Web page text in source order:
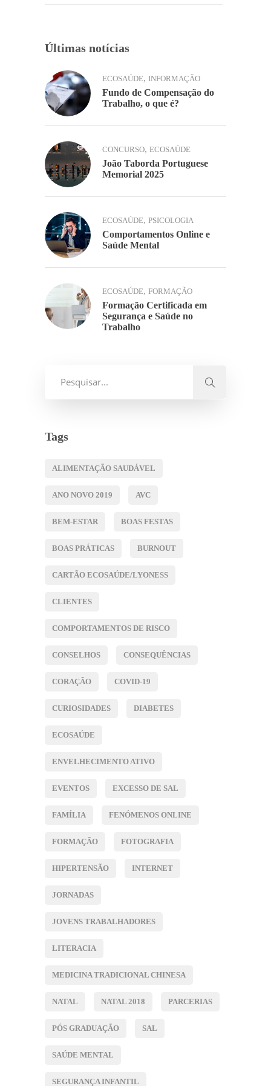
Últimas notícias
ECOSAÚDE, INFORMAÇÃO
Fundo de Compensação do
Trabalho, o que é?
CONCURSO, ECOSAÚDE
João Taborda Portuguese
Memorial 2025
ECOSAÚDE, PSICOLOGIA
Comportamentos Online e
Saúde Mental
ECOSAÚDE, FORMAÇÃO
Formação Certificada em
Segurança e Saúde no
Trabalho
Tags
ALIMENTAÇÃO SAUDÁVEL
ANO NOVO 2019 AVC
BEM-ESTAR BOAS FESTAS
BOAS PRÁTICAS BURNOUT
CARTÃO ECOSAÚDE/LYONESS
CLIENTES
COMPORTAMENTOS DE RISCO
CONSELHOS CONSEQUÊNCIAS
CORAÇÃO COVID-19
CURIOSIDADES DIABETES
ECOSAÚDE
ENVELHECIMENTO ATIVO
EVENTOS EXCESSO DE SAL
FAMÍLIA FENÓMENOS ONLINE
FORMAÇÃO FOTOGRAFIA
HIPERTENSÃO INTERNET
JORNADAS
JOVENS TRABALHADORES
LITERACIA
MEDICINA TRADICIONAL CHINESA
NATAL NATAL 2018 PARCERIAS
PÓS GRADUAÇÃO SAL
SAÚDE MENTAL
SEGURANÇA INFANTIL